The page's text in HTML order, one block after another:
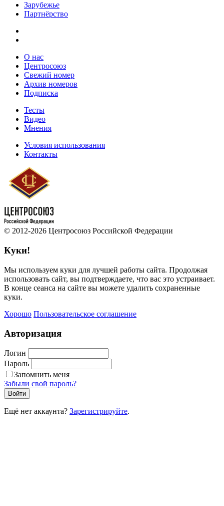
Зарубежье
Партнёрство
О нас
Центросоюз
Свежий номер
Архив номеров
Подписка
Тесты
Видео
Мнения
Условия использования
Контакты
© 2012-2026 Центросоюз Российской Федерации
Куки!
Мы используем куки для лучшей работы сайта. Продолжая
использовать сайт, вы подтверждаете, что вас это устраивает.
В конце сеанса на сайте вы можете удалить сохраненные
куки.
Хорошо Пользовательское соглашение
Авторизация
Логин
Пароль
Запомнить меня
Забыли свой пароль?
Войти
Ещё нет аккаунта? Зарегистрируйте.